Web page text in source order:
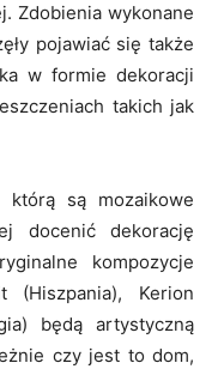
Zdobienia wykonane
pojawiać się także
w formie dekoracji
takich jak
którą są mozaikowe
docenić dekorację
kompozycje
(Hiszpania), Kerion
będą artystyczną
czy jest to dom,